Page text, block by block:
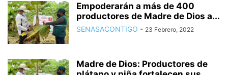
Empoderarán a más de 400
productores de Madre de Dios a...
SENASACONTIGO - 23 Febrero, 2022
Madre de Dios: Productores de